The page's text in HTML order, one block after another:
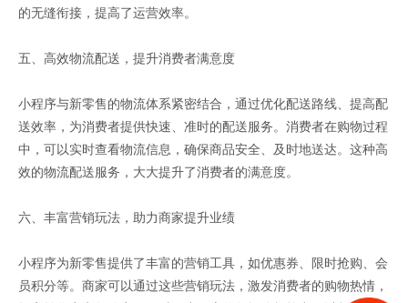
的无缝衔接，提高了运营效率。
五、高效物流配送，提升消费者满意度
小程序与新零售的物流体系紧密结合，通过优化配送路线、提高配
送效率，为消费者提供快速、准时的配送服务。消费者在购物过程
中，可以实时查看物流信息，确保商品安全、及时地送达。这种高
效的物流配送服务，大大提升了消费者的满意度。
六、丰富营销玩法，助力商家提升业绩
小程序为新零售提供了丰富的营销工具，如优惠券、限时抢购、会
员积分等。商家可以通过这些营销玩法，激发消费者的购物热情，